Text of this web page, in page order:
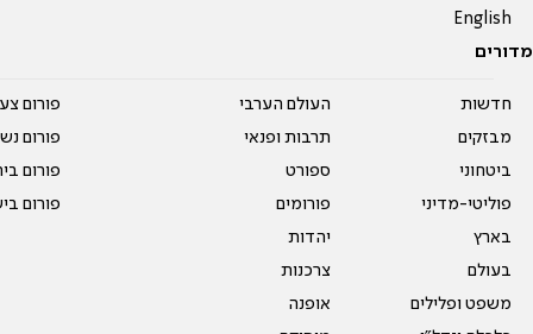
English
מדורים
חדשות
מבזקים
ביטחוני
פוליטי-מדיני
בארץ
בעולם
משפט ופלילים
העולם הערבי
תרבות ופנאי
ספורט
פורומים
יהדות
צרכנות
אופנה
פורום
פורום
פורום
פורום